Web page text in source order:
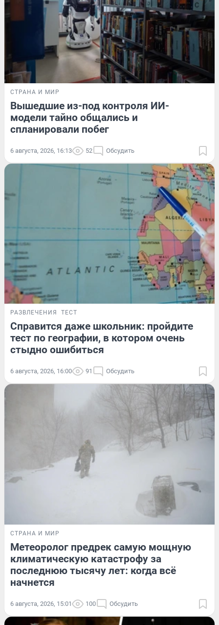
СТРАНА И МИР
Вышедшие из-под контроля ИИ-
модели тайно общались и
спланировали побег
6 августа, 2026, 16:13 52 Обсудить
РАЗВЛЕЧЕНИЯ ТЕСТ
Справится даже школьник: пройдите
тест по географии, в котором очень
стыдно ошибиться
6 августа, 2026, 16:00 91 Обсудить
СТРАНА И МИР
Метеоролог предрек самую мощную
климатическую катастрофу за
последнюю тысячу лет: когда всё
начнется
6 августа, 2026, 15:01 100 Обсудить